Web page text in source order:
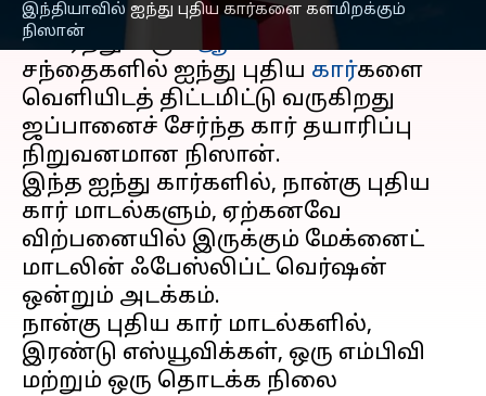
இந்தியாவில் ஐந்து புதிய கார்களை களமிறக்கும்
நிஸான்
இந்தியா மற்றும் உலகின் பிற
வளர்ந்து வரும்ஆட்டோமொபைல்
சந்தைகளில் ஐந்து புதிய கார்களை
வெளியிடத் திட்டமிட்டு வருகிறது
ஜப்பானைச் சேர்ந்த கார் தயாரிப்பு
நிறுவனமான நிஸான்.
இந்த ஐந்து கார்களில், நான்கு புதிய
கார் மாடல்களும், ஏற்கனவே
விற்பனையில் இருக்கும் மேக்னைட்
மாடலின் ஃபேஸ்லிப்ட் வெர்ஷன்
ஒன்றும் அடக்கம்.
நான்கு புதிய கார் மாடல்களில்,
இரண்டு எஸ்யூவிக்கள், ஒரு எம்பிவி
மற்றும் ஒரு தொடக்க நிலை